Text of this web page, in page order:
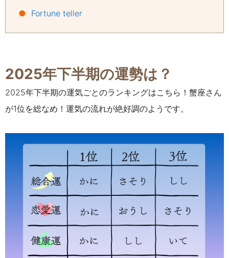
● Fortune teller
2025年下半期の運勢は？
2025年下半期の運気ごとのランキングはこちら！蟹座さん
が1位を総なめ！運気の流れが絶好調のようです。